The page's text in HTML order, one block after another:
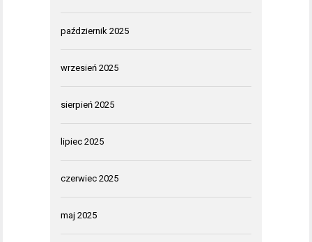
październik 2025
wrzesień 2025
sierpień 2025
lipiec 2025
czerwiec 2025
maj 2025